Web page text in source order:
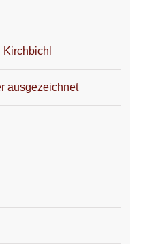
ausgezeichnet